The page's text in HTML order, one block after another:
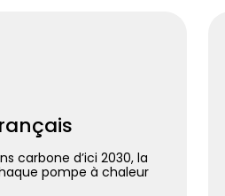
carbone d’ici 2030, la
pompe à chaleur